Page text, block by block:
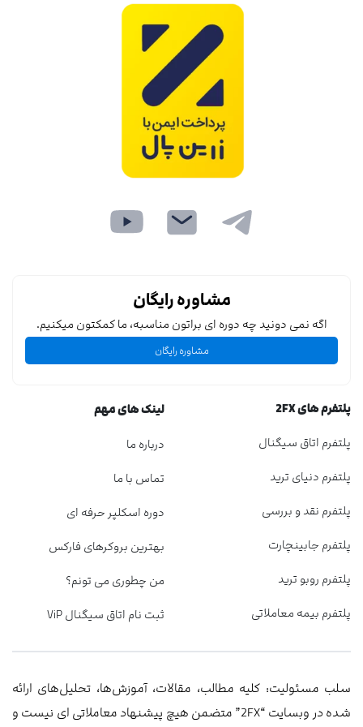
مشاوره رایگان
اگه نمی دونید چه دوره ای براتون مناسبه، ما کمکتون میکنیم.
مشاوره رایگان
پلتفرم های 2FX
پلتفرم اتاق سیگنال
پلتفرم دنیای ترید
پلتفرم نقد و بررسی
پلتفرم جابینچارت
پلتفرم روبو ترید
پلتفرم بیمه معاملاتی
لینک های مهم
درباره ما
تماس با ما
دوره اسکلپر حرفه ای
بهترین بروکرهای فارکس
من چطوری می تونم؟
ثبت نام اتاق سیگنال ViP
سلب مسئولیت: کلیه مطالب، مقالات، آموزش‌ها، تحلیل‌های ارائه
شده در وبسایت “2FX” متضمن هیچ پیشنهاد معاملاتی ‌ای نیست و